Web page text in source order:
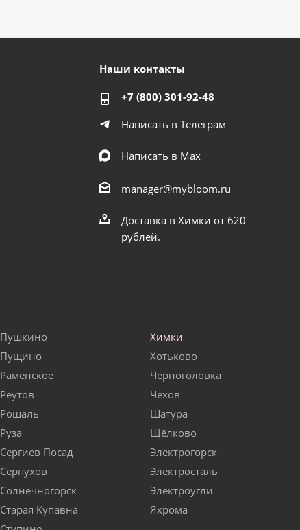
Наши контакты
+7 (800) 301-92-48
Написать в Телеграм
Написать в Мах
manager@mybloom.ru
Доставка в Химки от 620
рублей.
Пушкино
Пущино
Раменское
Реутов
Рошаль
Руза
Сергиев Посад
Серпухов
Солнечногорск
Старая Купавна
Химки
Хотьково
Черноголовка
Чехов
Шатура
Щёлково
Электрогорск
Электросталь
Электроугли
Яхрома